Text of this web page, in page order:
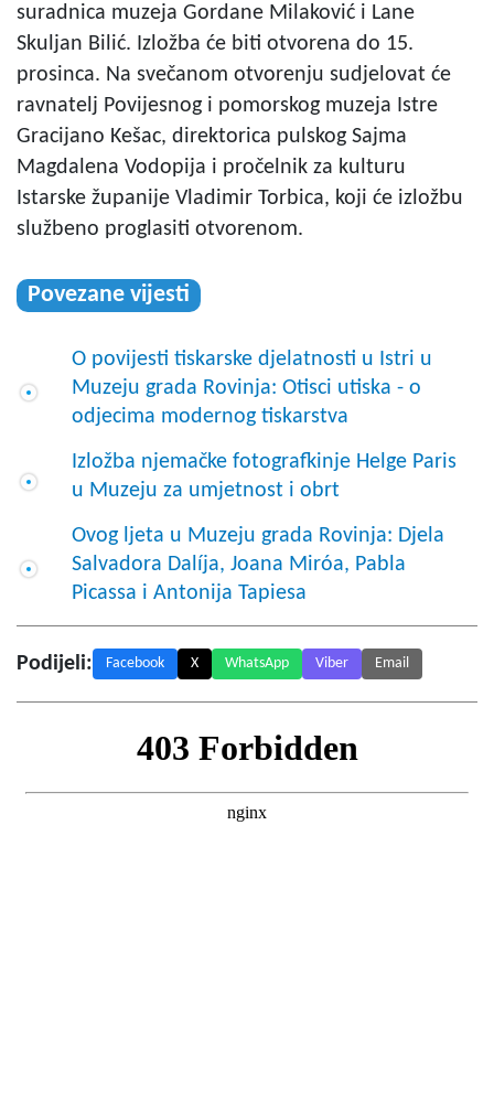
suradnica muzeja Gordane Milaković i Lane
Skuljan Bilić. Izložba će biti otvorena do 15.
prosinca. Na svečanom otvorenju sudjelovat će
ravnatelj Povijesnog i pomorskog muzeja Istre
Gracijano Kešac, direktorica pulskog Sajma
Magdalena Vodopija i pročelnik za kulturu
Istarske županije Vladimir Torbica, koji će izložbu
službeno proglasiti otvorenom.
Povezane vijesti
O povijesti tiskarske djelatnosti u Istri u
Muzeju grada Rovinja: Otisci utiska - o
odjecima modernog tiskarstva
Izložba njemačke fotografkinje Helge Paris
u Muzeju za umjetnost i obrt
Ovog ljeta u Muzeju grada Rovinja: Djela
Salvadora Dalíja, Joana Miróa, Pabla
Picassa i Antonija Tapiesa
Podijeli: Facebook X WhatsApp Viber Email